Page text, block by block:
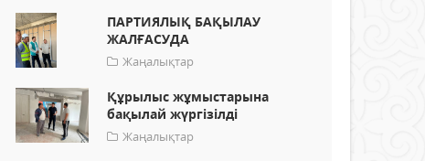
ПАРТИЯЛЫҚ БАҚЫЛАУ
ЖАЛҒАСУДА
Жаңалықтар
Құрылыс жұмыстарына
бақылай жүргізілді
Жаңалықтар